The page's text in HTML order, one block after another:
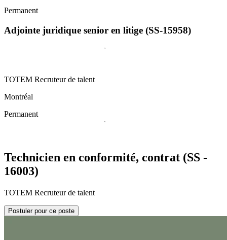
Permanent
Adjointe juridique senior en litige (SS-15958)
TOTEM Recruteur de talent
Montréal
Permanent
Technicien en conformité, contrat (SS -
16003)
TOTEM Recruteur de talent
Postuler pour ce poste